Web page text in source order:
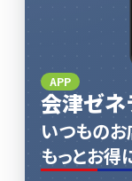
APP
会津ゼネ
いつものお
もっとお得